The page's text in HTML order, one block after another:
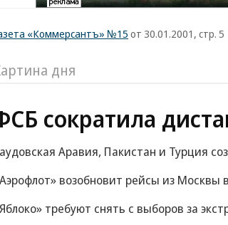
«Коммерсантъ» №15 от 30.01.2001, стр. 5
дня
сократила
Аравия, Пакистан и Турция
возобновит рейсы из Москвы
требуют снять с выборов за